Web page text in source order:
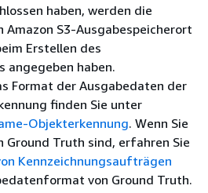
haben, werden die
S3-Ausgabespeicherort
Erstellen des
haben.
Format der Ausgabedaten der
finden Sie unter
Objekterkennung. Wenn Sie
Ground Truth sind, erfahren Sie
Kennzeichnungsaufträgen
von Ground Truth.